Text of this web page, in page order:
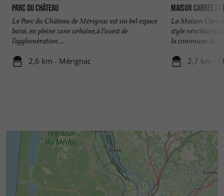
Parc du Château
Le Parc du Château de Mérignac est un bel espace
boisé, en pleine zone urbaine,à l’ouest de
l’agglomération ...
2,6 km - Mérignac
Maison Carrée
La Maison
style
la commune de ...
2,7 km -